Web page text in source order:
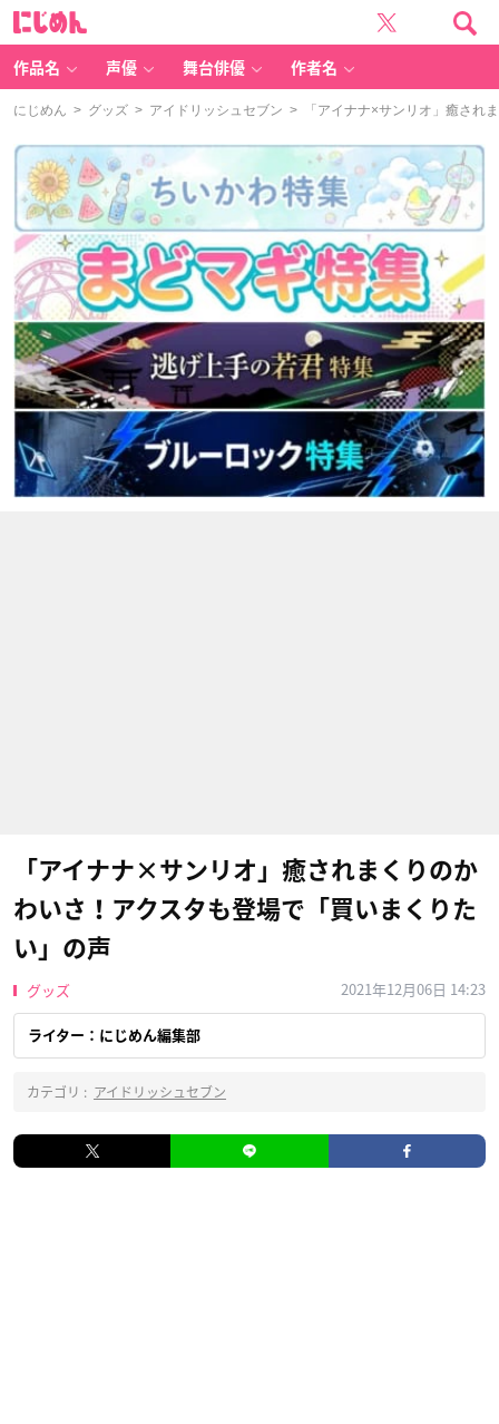
作品名 声優 舞台俳優 作者名
にじめん > グッズ > アイドリッシュセブン > 「アイナナ×サンリオ」癒され
「アイナナ×サンリオ」癒されまくりのか
わいさ！アクスタも登場で「買いまくりた
い」の声
グッズ 2021年12月06日 14:23
ライター：にじめん編集部
カテゴリ : アイドリッシュセブン